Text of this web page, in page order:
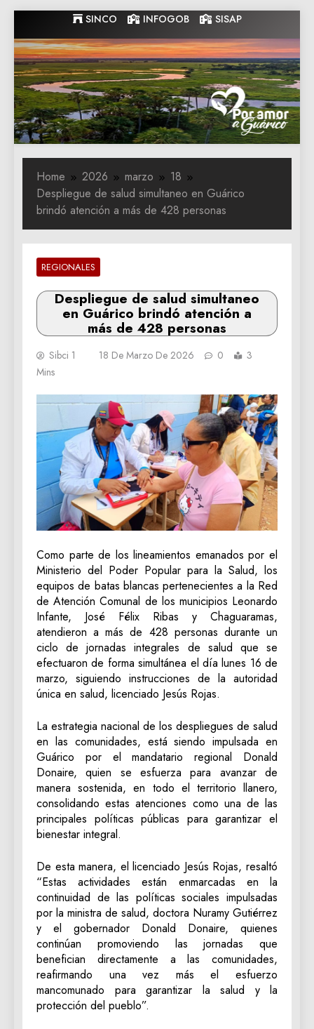
to
content
SINCO INFOGOB SISAP
Gobernacion
de Guarico
Gobernacion de Guarico
Home 2026 marzo
18
Despliegue de salud simultaneo en Guárico
brindó atención a más de 428 personas
REGIONALES
Despliegue de salud simultaneo
en Guárico brindó atención a
más de 428 personas
Sibci 1 18 De Marzo De 2026 0
3
Mins
Como parte de los lineamientos emanados por el
Ministerio del Poder Popular para la Salud, los
equipos de batas blancas pertenecientes a la Red
de Atención Comunal de los municipios Leonardo
Infante, José Félix Ribas y Chaguaramas,
atendieron a más de 428 personas durante un
ciclo de jornadas integrales de salud que se
efectuaron de forma simultánea el día lunes 16 de
marzo, siguiendo instrucciones de la autoridad
única en salud, licenciado Jesús Rojas.
La estrategia nacional de los despliegues de salud
en las comunidades, está siendo impulsada en
Guárico por el mandatario regional Donald
Donaire, quien se esfuerza para avanzar de
manera sostenida, en todo el territorio llanero,
consolidando estas atenciones como una de las
principales políticas públicas para garantizar el
bienestar integral.
De esta manera, el licenciado Jesús Rojas, resaltó
“Estas actividades están enmarcadas en la
continuidad de las políticas sociales impulsadas
por la ministra de salud, doctora Nuramy Gutiérrez
y el gobernador Donald Donaire, quienes
continúan promoviendo las jornadas que
benefician directamente a las comunidades,
reafirmando una vez más el esfuerzo
mancomunado para garantizar la salud y la
protección del pueblo”.